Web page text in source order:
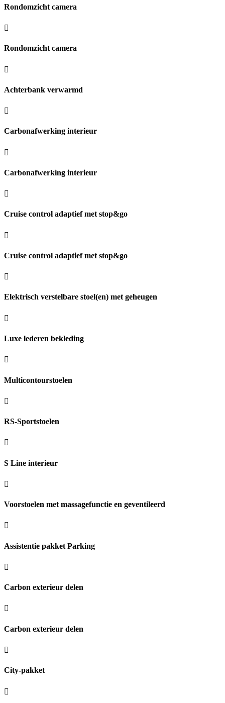
Rondomzicht camera
Rondomzicht camera
Achterbank verwarmd
Carbonafwerking interieur
Carbonafwerking interieur
Cruise control adaptief met stop&go
Cruise control adaptief met stop&go
Elektrisch verstelbare stoel(en) met geheugen
Luxe lederen bekleding
Multicontourstoelen
RS-Sportstoelen
S Line interieur
Voorstoelen met massagefunctie en geventileerd
Assistentie pakket Parking
Carbon exterieur delen
Carbon exterieur delen
City-pakket